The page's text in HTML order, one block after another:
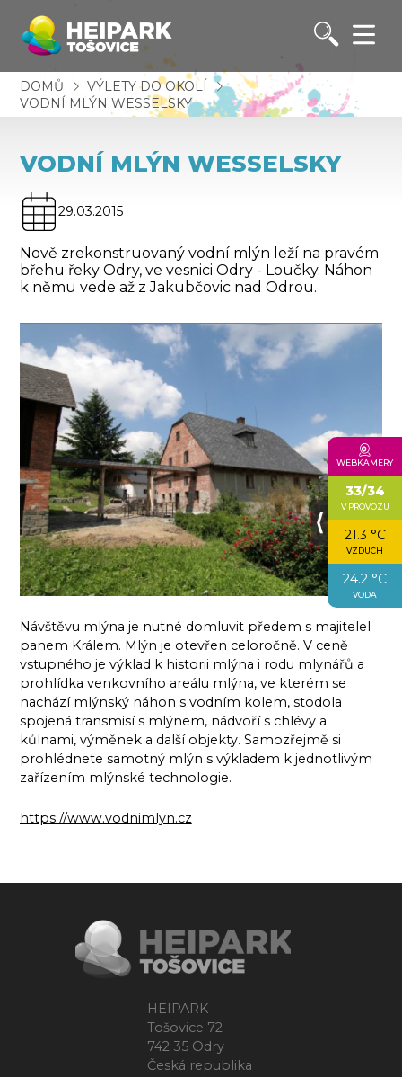
⟨
WEBKAMERY
33/34
V PROVOZU
21.3 °C
VZDUCH
24.2 °C
VODA
DOMŮ
VÝLETY DO OKOLÍ
VODNÍ MLÝN WESSELSKY
VODNÍ MLÝN WESSELSKY
29.03.2015
Nově zrekonstruovaný vodní mlýn leží na pravém
břehu řeky Odry, ve vesnici Odry - Loučky. Náhon
k němu vede až z Jakubčovic nad Odrou.
Návštěvu mlýna je nutné domluvit předem s majitelel
panem Králem. Mlýn je otevřen celoročně. V ceně
vstupného je výklad k historii mlýna i rodu mlynářů a
prohlídka venkovního areálu mlýna, ve kterém se
nachází mlýnský náhon s vodním kolem, stodola
spojená transmisí s mlýnem, nádvoří s chlévy a
kůlnami, výměnek a další objekty. Samozřejmě si
prohlédnete samotný mlýn s výkladem k jednotlivým
zařízením mlýnské technologie.
https://www.vodnimlyn.cz
HEIPARK
Tošovice 72
742 35 Odry
Česká republika